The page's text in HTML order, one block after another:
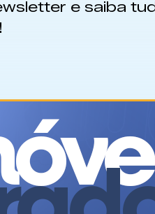
e saiba